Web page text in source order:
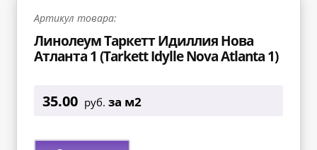
Артикул товара:
Линолеум Таркетт Идиллия Нова
Атланта 1 (Tarkett Idylle Nova Atlanta 1)
35.00 руб. за м2